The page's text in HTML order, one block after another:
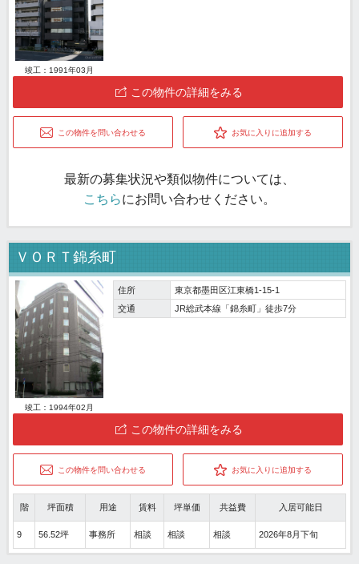
竣工：1991年03月
この物件の詳細をみる
この物件を問い合わせる お気に入りに追加する
最新の募集状況や類似物件については、
こちらにお問い合わせください。
ＶＯＲＴ錦糸町
竣工：1994年02月
住所
東京都墨田区江東橋1-15-1
交通
JR総武本線「錦糸町」徒歩7分
この物件の詳細をみる
この物件を問い合わせる お気に入りに追加する
階 坪面積 用途 賃料 坪単価 共益費 入居可能日
9 56.52坪 事務所 相談 相談 相談 2026年8月下旬